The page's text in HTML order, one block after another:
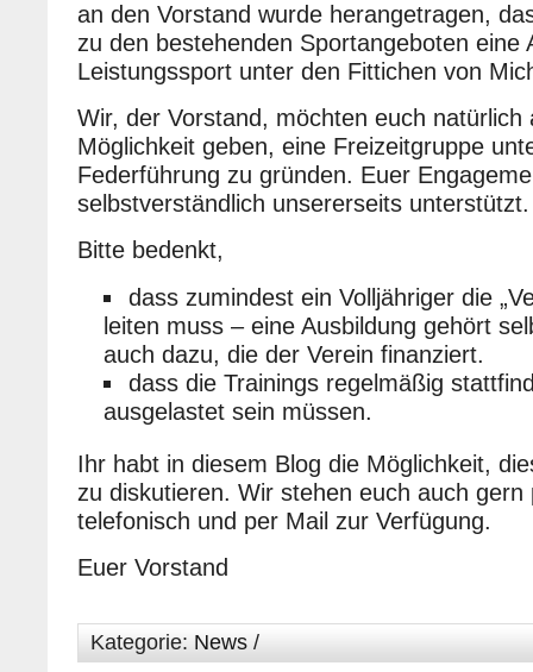
an den Vorstand wurde herangetragen,
zu den bestehenden Sportangeboten eine
Leistungssport unter den Fittichen von
Wir, der Vorstand, möchten euch natürlich
Möglichkeit geben, eine Freizeitgruppe
Federführung zu gründen. Euer
selbstverständlich unsererseits unterstützt.
Bitte bedenkt,
dass zumindest ein Volljähriger die
leiten muss – eine Ausbildung gehört
auch dazu, die der Verein finanziert.
dass die Trainings regelmäßig
ausgelastet sein müssen.
Ihr habt in diesem Blog die Möglichkeit,
zu diskutieren. Wir stehen euch auch gern
telefonisch und per Mail zur Verfügung.
Euer Vorstand
Kategorie: News /